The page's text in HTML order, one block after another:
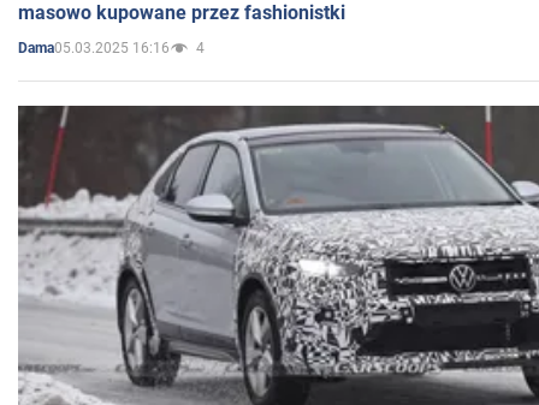
masowo kupowane przez fashionistki
Dama05.03.2025 16:16 4